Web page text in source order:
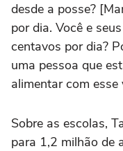
desde a posse?
por dia. Você e
centavos por dia?
uma pessoa que
alimentar com
Sobre as escolas,
para 1,2 milhão de